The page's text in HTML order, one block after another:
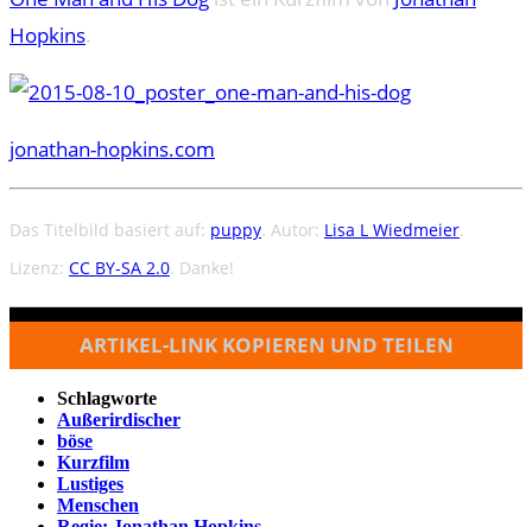
Hopkins.
jonathan-hopkins.com
Das Titelbild basiert auf: puppy. Autor: Lisa L Wiedmeier.
Lizenz: CC BY-SA 2.0. Danke!
ARTIKEL-LINK KOPIEREN UND TEILEN
Schlagworte
Außerirdischer
böse
Kurzfilm
Lustiges
Menschen